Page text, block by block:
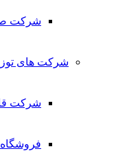
شرکت
شرکت های
شرکت
فروشگاه